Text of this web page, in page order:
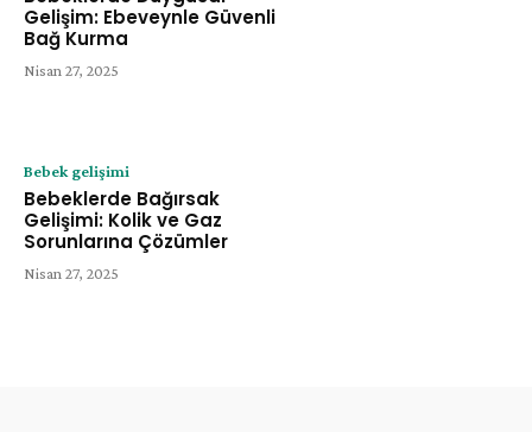
Gelişim: Ebeveynle Güvenli
Bağ Kurma
Nisan 27, 2025
Bebek gelişimi
Bebeklerde Bağırsak
Gelişimi: Kolik ve Gaz
Sorunlarına Çözümler
Nisan 27, 2025